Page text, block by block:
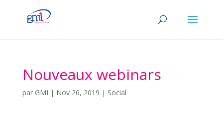
Nouveaux webinars
par GMI | Nov 26, 2019 | Social